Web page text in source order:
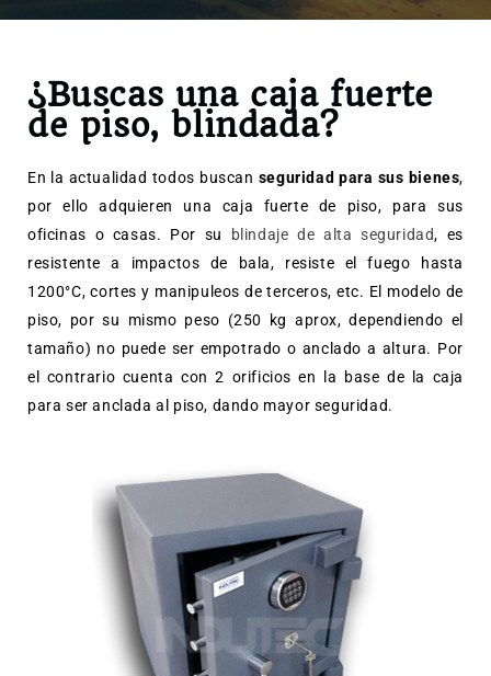
¿Buscas una caja fuerte
de piso, blindada?
En la actualidad todos buscan seguridad para sus bienes,
por ello adquieren una caja fuerte de piso, para sus
oficinas o casas. Por su
blindaje de alta seguridad, es
resistente a impactos de bala, resiste el fuego hasta
1200°C, cortes y manipuleos de terceros, etc. El modelo de
piso, por su mismo peso (250 kg aprox, dependiendo el
tamaño) no puede ser empotrado o anclado a altura. Por
el contrario cuenta con 2 orificios en la base de la caja
para ser anclada al piso, dando mayor seguridad.